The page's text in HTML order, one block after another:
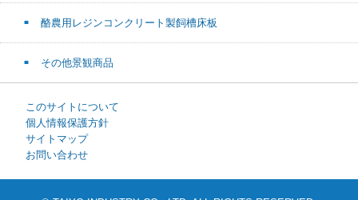
酪農用レジンコンクリート製飼槽床板
その他景観商品
このサイトについて
個人情報保護方針
サイトマップ
お問い合わせ